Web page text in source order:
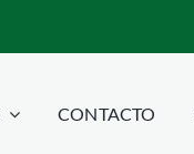
CONTACTO